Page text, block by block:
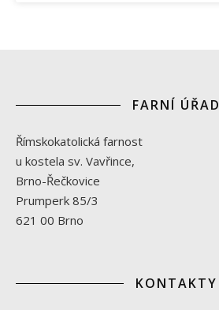
FARNÍ ÚŘAD
Římskokatolická farnost
u kostela sv. Vavřince,
Brno-Řečkovice
Prumperk 85/3
621 00 Brno
KONTAKTY